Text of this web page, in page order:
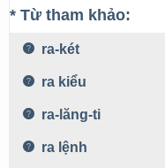
* Từ tham khảo:
ra-két
ra kiểu
ra-lăng-ti
ra lệnh